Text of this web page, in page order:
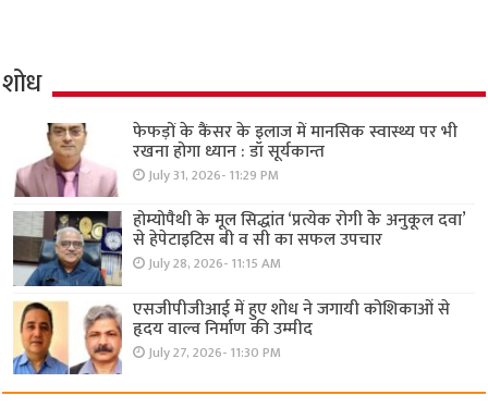
शोध
फेफड़ों के कैंसर के इलाज में मानसिक स्वास्थ्य पर भी
रखना होगा ध्यान : डॉ सूर्यकान्त
July 31, 2026- 11:29 PM
होम्योपैथी के मूल सिद्धांत ‘प्रत्येक रोगी केे अनुकूल दवा’
से हेपेटाइटिस बी व सी का सफल उपचार
July 28, 2026- 11:15 AM
एसजीपीजीआई में हुए शोध ने जगायी कोशिकाओं से
हृदय वाल्व निर्माण की उम्मीद
July 27, 2026- 11:30 PM